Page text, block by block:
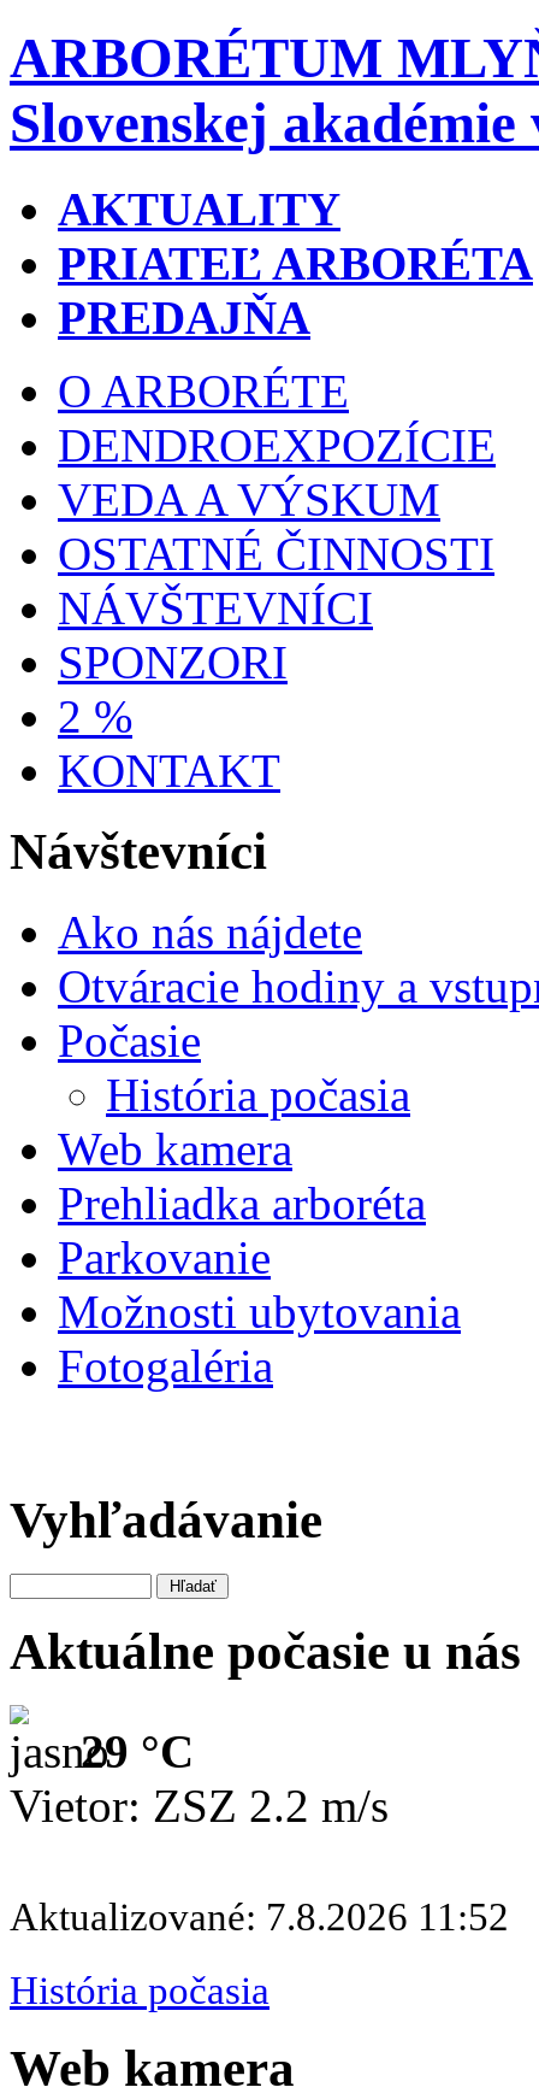
ARBORÉTUM
Slovenskej akadémie
AKTUALITY
PRIATEĽ ARBORÉTA
PREDAJŇA
O ARBORÉTE
DENDROEXPOZÍCIE
VEDA A VÝSKUM
OSTATNÉ ČINNOSTI
NÁVŠTEVNÍCI
SPONZORI
2 %
KONTAKT
Návštevníci
Ako nás nájdete
Otváracie hodiny a
Počasie
História počasia
Web kamera
Prehliadka arboréta
Parkovanie
Možnosti ubytovania
Fotogaléria
Vyhľadávanie
Aktuálne počasie u nás
29 °C
Vietor: ZSZ 2.2 m/s
Aktualizované: 7.8.2026 11:52
História počasia
Web kamera